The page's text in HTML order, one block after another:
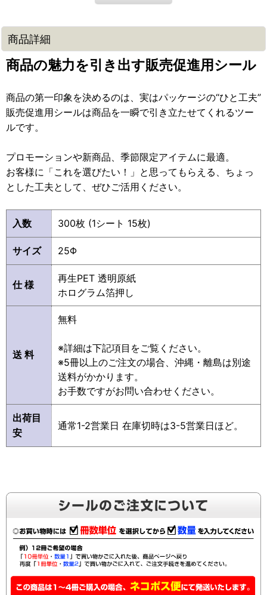
商品詳細
商品の魅力を引き出す販売促進用シール
商品の第一印象を決めるのは、実はパッケージの“ひと工夫”
販売促進用シールは商品を一瞬で引き立たせてくれるツー
ルです。
プロモーションや新商品、季節限定アイテムに最適。
お客様に「これを選びたい！」と思ってもらえる、ちょっ
とした工夫として、ぜひご活用ください。
入数 300枚 (1シート 15枚)
サイズ 25Φ
仕 様
再生PET 透明原紙
ホログラム箔押し
送 料
無料
※詳細は下記項目をご覧ください。
※5冊以上のご注文の場合、沖縄・離島は別途
送料がかかります。
お手数ですがお問い合わせください。
出荷目
安
通常1-2営業日 在庫切時は3-5営業日ほど。